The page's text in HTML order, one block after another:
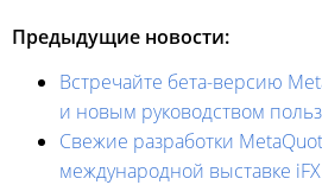
Предыдущие новости:
Встречайте бета-версию
и новым руководством
Свежие разработки
международной выставке